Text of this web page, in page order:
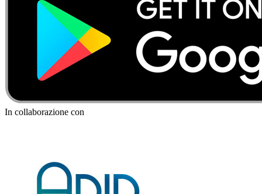
In collaborazione con